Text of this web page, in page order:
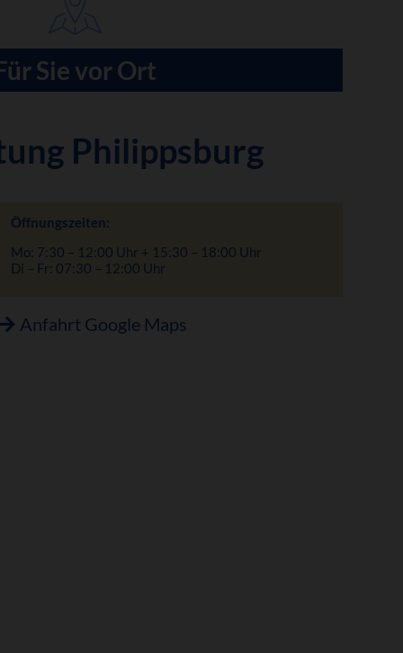
Sie vor Ort
Philippsburg
Öffnungszeiten:
Mo: 7:30 – 12:00 Uhr + 15:30 – 18:00 Uhr
Di – Fr: 07:30 – 12:00 Uhr
Anfahrt Google Maps